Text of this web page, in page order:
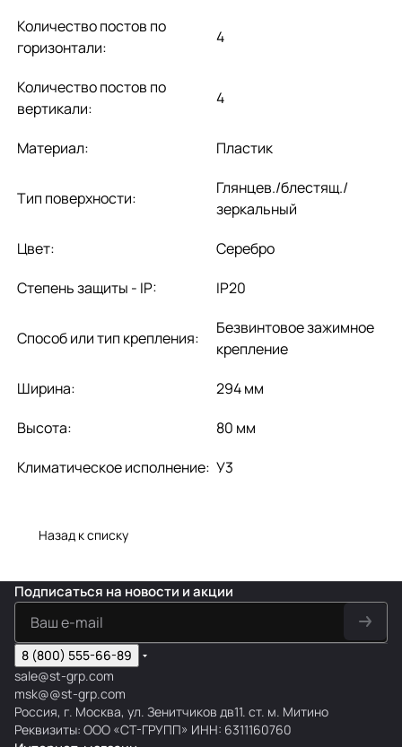
Количество постов по
горизонтали:
4
Количество постов по
вертикали:
4
Материал: Пластик
Тип поверхности:
Глянцев./блестящ./
зеркальный
Цвет:
Серебро
Степень защиты - IP:
IP20
Способ или тип крепления:
Безвинтовое зажимное
крепление
Ширина:
294 мм
Высота:
80 мм
Климатическое исполнение: У3
Назад к списку
Подписаться на новости и акции
8 (800) 555-66-89
sale@st-grp.com
msk@@st-grp.com
Россия, г. Москва, ул. Зенитчиков дв11. ст. м. Митино
Реквизиты: ООО «СТ-ГРУПП» ИНН: 6311160760